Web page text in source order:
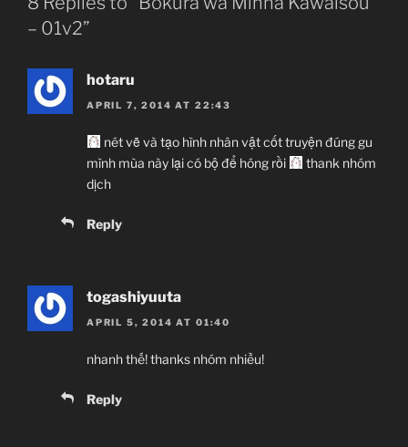
– 01v2”
hotaru
APRIL 7, 2014 AT 22:43
nét vẽ và tạo hình nhân vật cốt truyện đúng gu
mình mùa này lại có bộ để hóng rồi
thank nhóm
dịch
Reply
togashiyuuta
APRIL 5, 2014 AT 01:40
nhanh thế! thanks nhóm nhiều!
Reply